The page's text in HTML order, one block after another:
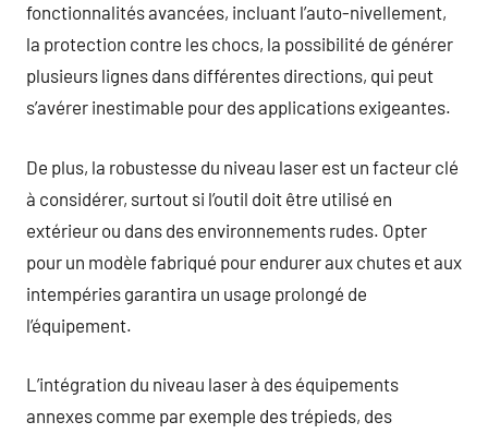
fonctionnalités avancées, incluant l’auto-nivellement,
la protection contre les chocs, la possibilité de générer
plusieurs lignes dans différentes directions, qui peut
s’avérer inestimable pour des applications exigeantes.
De plus, la robustesse du niveau laser est un facteur clé
à considérer, surtout si l’outil doit être utilisé en
extérieur ou dans des environnements rudes. Opter
pour un modèle fabriqué pour endurer aux chutes et aux
intempéries garantira un usage prolongé de
l’équipement.
L’intégration du niveau laser à des équipements
annexes comme par exemple des trépieds, des